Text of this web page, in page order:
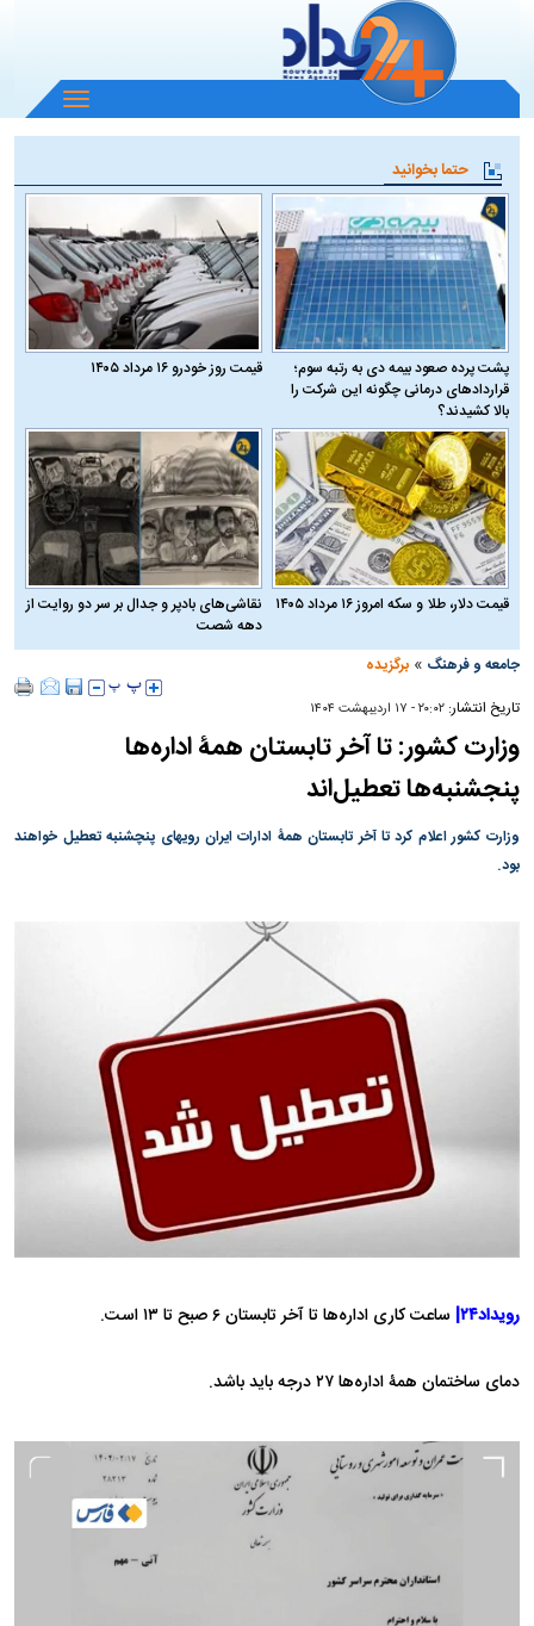
باز
و
منو
حتما بخوانید
پشت پرده صعود بیمه دی به رتبه سوم؛
قراردادهای درمانی چگونه این شرکت را
بالا کشیدند؟
قیمت روز خودرو ۱۶ مرداد ۱۴۰۵
قیمت دلار، طلا و سکه امروز ۱۶ مرداد ۱۴۰۵
نقاشی‌های بادپر و جدال بر سر دو روایت از
دهه شصت
جامعه و فرهنگ »برگزیده
تاریخ انتشار:۲۰:۰۲ - ۱۷ ارديبهشت ۱۴۰۴
وزارت کشور: تا آخر تابستان همۀ اداره‌ها
پنجشنبه‌ها تعطیل‌اند
وزارت کشور اعلام کرد تا آخر تابستان همۀ ادارات ایران رویهای پنچشنبه‌ تعطیل‌ خواهند
بود.
رویداد۲۴| ساعت کاری اداره‌ها تا آخر تابستان ۶ صبح تا ۱۳ است.
دمای ساختمان‌ همۀ اداره‌ها ۲۷ درجه باید باشد.